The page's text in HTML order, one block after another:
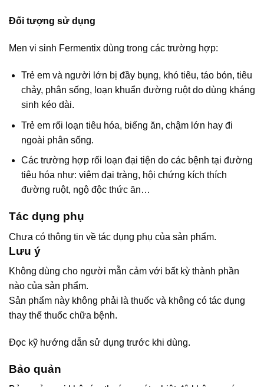
Đối tượng sử dụng
Men vi sinh Fermentix dùng trong các trường hợp:
Trẻ em và người lớn bị đầy bụng, khó tiêu, táo bón, tiêu
chảy, phân sống, loạn khuẩn đường ruột do dùng kháng
sinh kéo dài.
Trẻ em rối loạn tiêu hóa, biếng ăn, chậm lớn hay đi
ngoài phân sống.
Các trường hợp rối loạn đại tiện do các bệnh tại đường
tiêu hóa như: viêm đại tràng, hội chứng kích thích
đường ruột, ngộ độc thức ăn…
Tác dụng phụ
Chưa có thông tin về tác dụng phụ của sản phẩm.
Lưu ý
Không dùng cho người mẫn cảm với bất kỳ thành phần
nào của sản phẩm.
Sản phẩm này không phải là thuốc và không có tác dụng
thay thế thuốc chữa bệnh.
Đọc kỹ hướng dẫn sử dụng trước khi dùng.
Bảo quản